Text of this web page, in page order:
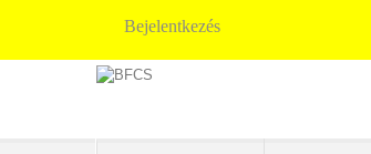
Bejelentkezés